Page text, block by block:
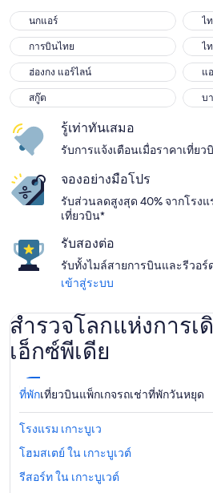
นกแอร์
ไ
การบินไทย
ไ
ฮ่องกง แอร์ไลน์
แ
สกู๊ต
บ
รู้เท่าทันเสมอ
รับการแจ้งเตือนเมื่อราคาเที่ย
จองอย่างมือโปร
รับส่วนลดสูงสุด 40% จากโรง
เที่ยวบิน*
รับสองต่อ
รับทั้งไมล์สายการบินและรีวอร์
เข้าสู่ระบบ
สำรวจโลกแห่งการเ
เอ็กซ์พีเดีย
ที่พักเที่ยวบินแพ็กเกจรถเช่าที่พักวันหยุด
โรงแรม เกาะบูเว
โฮมสเตย์ ใน เกาะบูเวต์
รีสอร์ท ใน เกาะบูเวต์